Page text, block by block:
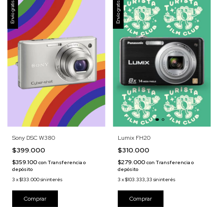
Envío gratis
Sony DSC W380
$399.000
$359.100 con Transferencia o
depósito
3 x$133.000sin interés
Envío gratis
Lumix FH20
$310.000
$279.000 con Transferencia o
depósito
3 x$103.333,33 sin interés